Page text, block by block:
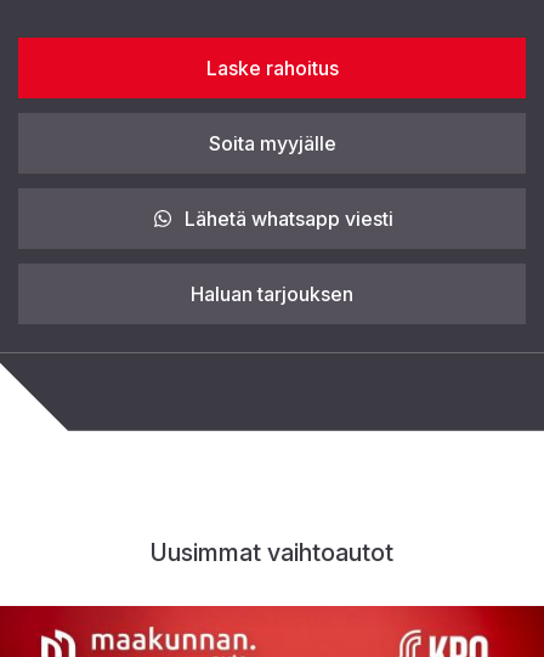
Laske rahoitus
Soita myyjälle
Lähetä whatsapp viesti
Haluan tarjouksen
Uusimmat vaihtoautot